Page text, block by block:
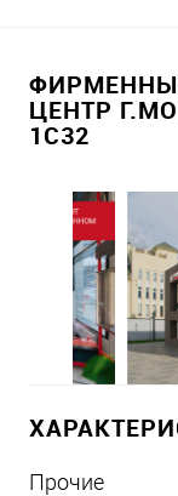
ЦЕНТР
1С32
Прочие